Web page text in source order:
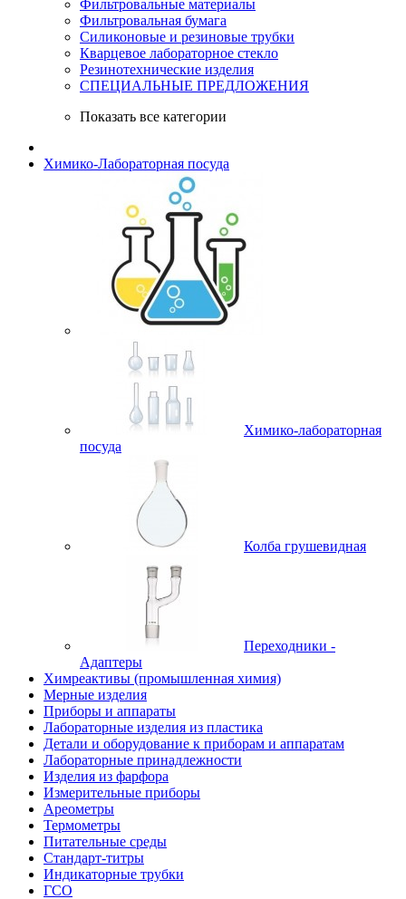
Фильтровальные материалы
Фильтровальная бумага
Силиконовые и резиновые трубки
Кварцевое лабораторное стекло
Резинотехнические изделия
СПЕЦИАЛЬНЫЕ ПРЕДЛОЖЕНИЯ
Показать все категории
Химико-Лабораторная посуда
Химико-лабораторная
посуда
Колба грушевидная
Переходники -
Адаптеры
Химреактивы (промышленная химия)
Мерные изделия
Приборы и аппараты
Лабораторные изделия из пластика
Детали и оборудование к приборам и аппаратам
Лабораторные принадлежности
Изделия из фарфора
Измерительные приборы
Ареометры
Термометры
Питательные среды
Стандарт-титры
Индикаторные трубки
ГСО